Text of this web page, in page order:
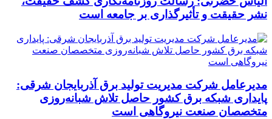
نشر حقیقت و تأثیرگذاری بر جامعه است
مدیرعامل شرکت مدیریت تولید برق آذربایجان شرقی:
پایداری شبکه برق کشور حاصل تلاش شبانه‌روزی
متخصصان صنعت نیروگاهی است